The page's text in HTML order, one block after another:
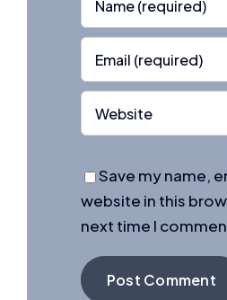
Save my name,
website in this
next time I